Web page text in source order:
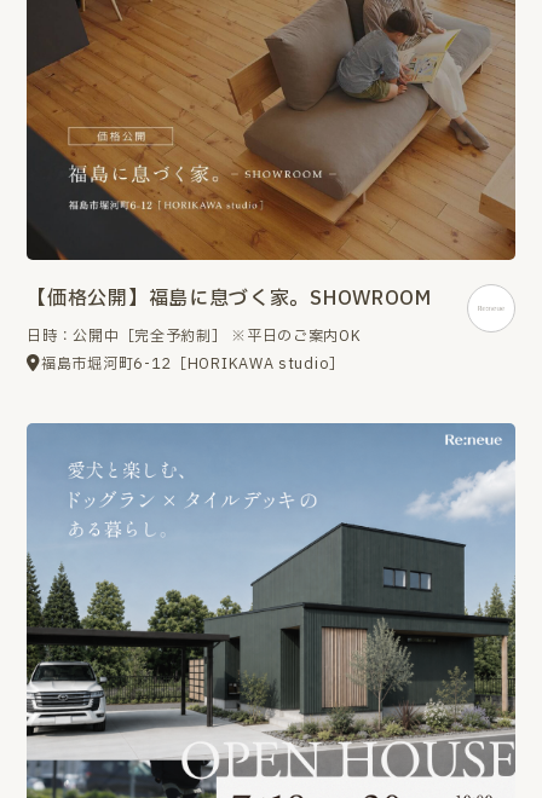
【価格公開】福島に息づく家。SHOWROOM
日時：公開中［完全予約制］ ※平日のご案内OK
福島市堀河町6-12［HORIKAWA studio］